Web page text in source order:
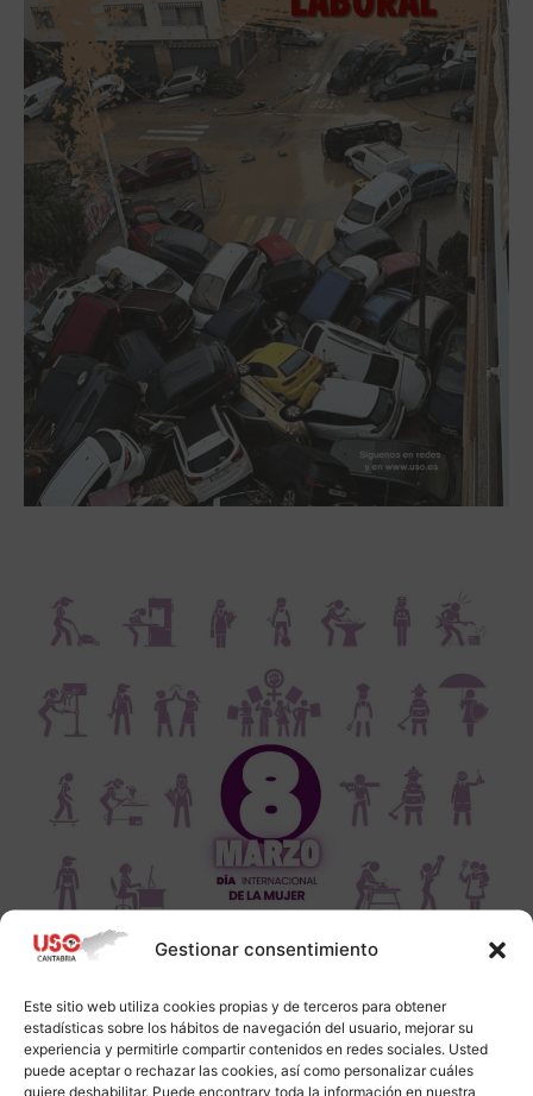
Gestionar consentimiento
Este sitio web utiliza cookies propias y de terceros para obtener
estadísticas sobre los hábitos de navegación del usuario, mejorar su
experiencia y permitirle compartir contenidos en redes sociales. Usted
puede aceptar o rechazar las cookies, así como personalizar cuáles
quiere deshabilitar. Puede encontrarv toda la información en nuestra